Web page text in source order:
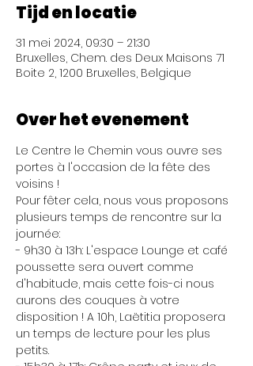
Tijd en locatie
31 mei 2024, 09:30 – 21:30
Bruxelles, Chem. des Deux Maisons 71
Boite 2, 1200 Bruxelles, Belgique
Over het evenement
Le Centre le Chemin vous ouvre ses
portes à l'occasion de la fête des
voisins !
Pour fêter cela, nous vous proposons
plusieurs temps de rencontre sur la
journée:
- 9h30 à 13h: L'espace Lounge et café
poussette sera ouvert comme
d'habitude, mais cette fois-ci nous
aurons des couques à votre
disposition ! A 10h, Laëtitia proposera
un temps de lecture pour les plus
petits.